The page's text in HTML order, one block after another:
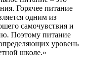
Горячее питание
одним из
самочувствия и
Поэтому питание
уровень
школе.»